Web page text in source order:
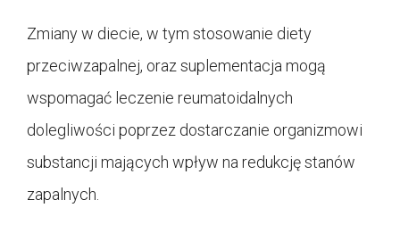
Zmiany w diecie, w tym stosowanie diety
przeciwzapalnej, oraz suplementacja mogą
wspomagać leczenie reumatoidalnych
dolegliwości poprzez dostarczanie organizmowi
substancji mających wpływ na redukcję stanów
zapalnych.